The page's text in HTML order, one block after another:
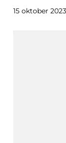
15 oktober 2023